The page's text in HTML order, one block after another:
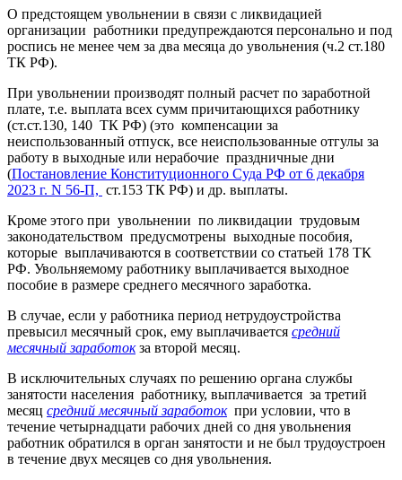
О предстоящем увольнении в связи с ликвидацией
организации работники предупреждаются персонально и под
роспись не менее чем за два месяца до увольнения (ч.2 ст.180
ТК РФ).
При увольнении производят полный расчет по заработной
плате, т.е. выплата всех сумм причитающихся работнику
(ст.ст.130, 140 ТК РФ) (это компенсации за
неиспользованный отпуск, все неиспользованные отгулы за
работу в выходные или нерабочие праздничные дни
(Постановление Конституционного Суда РФ от 6 декабря
2023 г. N 56-П, ст.153 ТК РФ) и др. выплаты.
Кроме этого при увольнении по ликвидации трудовым
законодательством предусмотрены выходные пособия,
которые выплачиваются в соответствии со статьей 178 ТК
РФ. Увольняемому работнику выплачивается выходное
пособие в размере среднего месячного заработка.
В случае, если у работника период нетрудоустройства
превысил месячный срок, ему выплачивается средний
месячный заработок за второй месяц.
В исключительных случаях по решению органа службы
занятости населения работнику, выплачивается за третий
месяц средний месячный заработок при условии, что в
течение четырнадцати рабочих дней со дня увольнения
работник обратился в орган занятости и не был трудоустроен
в течение двух месяцев со дня увольнения.